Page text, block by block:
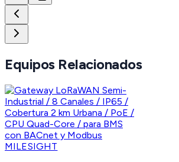
Equipos Relacionados
MILESIGHT